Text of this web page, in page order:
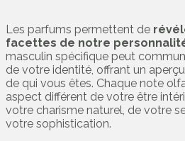
Les parfums permettent de
facettes de notre
masculin spécifique peut
de votre identité, offrant un
de qui vous êtes. Chaque note
aspect différent de votre être
votre charisme naturel, de votre
votre sophistication.